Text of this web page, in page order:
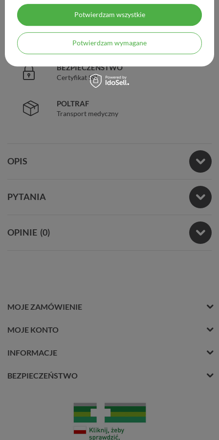
Legalna apteka od 2006 r.
ZAUFANIE
98% zadowolonych klientów
BEZPIECZEŃSTWO
Certyfikat SSL
POLTRAF
Transport medyczny
OPIS
PYTANIA
OPINIE (0)
MOJE ZAMÓWIENIE
MOJE KONTO
INFORMACJE
BEZPIECZEŃSTWO
Potwierdzam wymagane
Potwierdzam wszystkie